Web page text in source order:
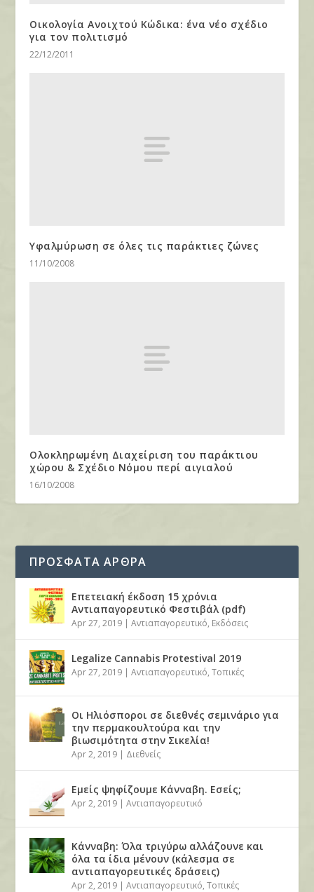
Οικολογία Ανοιχτού Κώδικα: ένα νέο σχέδιο
για τον πολιτισμό
22/12/2011
Υφαλμύρωση σε όλες τις παράκτιες ζώνες
11/10/2008
Ολοκληρωμένη Διαχείριση του παράκτιου
χώρου & Σχέδιο Νόμου περί αιγιαλού
16/10/2008
ΠΡΟΣΦΑΤΑ ΑΡΘΡΑ
Επετειακή έκδοση 15 χρόνια
Αντιαπαγορευτικό Φεστιβάλ (pdf)
Apr 27, 2019 |Αντιαπαγορευτικό, Εκδόσεις
Legalize Cannabis Protestival 2019
Apr 27, 2019 |Αντιαπαγορευτικό,Τοπικές
Οι Ηλιόσποροι σε διεθνές σεμινάριο για
την περμακουλτούρα και την
βιωσιμότητα στην Σικελία!
Apr 2, 2019 | Διεθνείς
Εμείς ψηφίζουμε Κάνναβη. Εσείς;
Apr 2, 2019 |Αντιαπαγορευτικό
Κάνναβη: Όλα τριγύρω αλλάζουνε και
όλα τα ίδια μένουν (κάλεσμα σε
αντιαπαγορευτικές δράσεις)
Apr 2, 2019 |Αντιαπαγορευτικό,Τοπικές